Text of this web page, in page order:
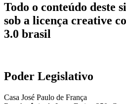
Todo o conteúdo deste
sob a licença creative
3.0 brasil
Poder Legislativo
Casa José Paulo de França